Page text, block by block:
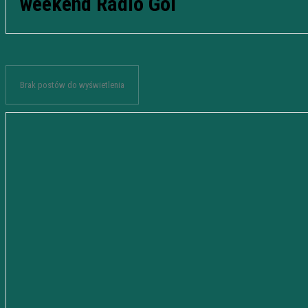
Brak postów do wyświetlenia